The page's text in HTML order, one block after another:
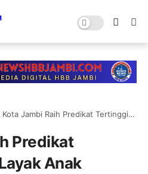
Kota Jambi Raih Predikat Tertinggi Kota Layak Anak Nasional
Predikat
Anak